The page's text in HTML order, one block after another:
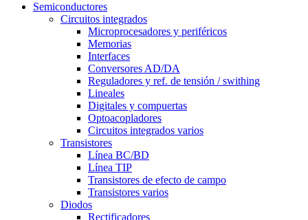
Semiconductores
Circuitos integrados
Microprocesadores y periféricos
Memorias
Interfaces
Conversores AD/DA
Reguladores y ref. de tensión / swithing
Lineales
Digitales y compuertas
Optoacopladores
Circuitos integrados varios
Transistores
Línea BC/BD
Línea TIP
Transistores de efecto de campo
Transistores varios
Diodos
Rectificadores